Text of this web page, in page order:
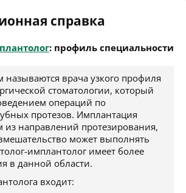
справка
: профиль специальности
называются врача узкого профиля
стоматологии, который
операций по
протезов. Имплантация
из направлений протезирования,
может выполнять
имплантолог имеет более
в данной области.
входит: